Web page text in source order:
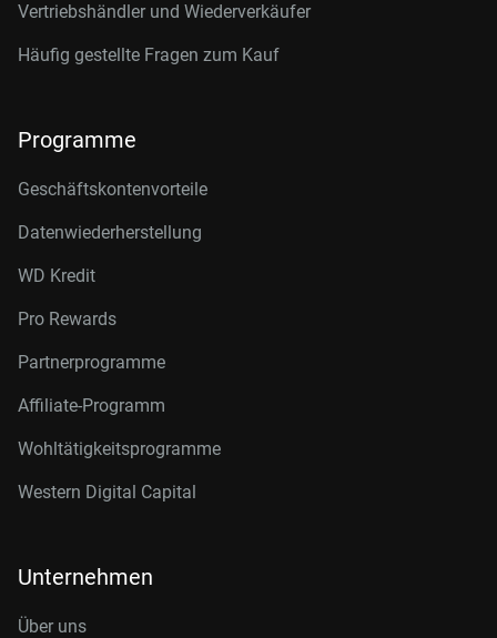
Vertriebshändler und Wiederverkäufer
Häufig gestellte Fragen zum Kauf
Programme
Geschäftskontenvorteile
Datenwiederherstellung
WD Kredit
Pro Rewards
Partnerprogramme
Affiliate-Programm
Wohltätigkeitsprogramme
Western Digital Capital
Unternehmen
Über uns